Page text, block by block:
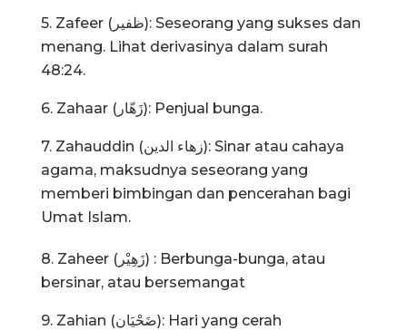
5. Zafeer (ظفير): Seseorang yang sukses dan
menang. Lihat derivasinya dalam surah
48:24.
6. Zahaar (زَهّار): Penjual bunga.
7. Zahauddin (زهاء الدين): Sinar atau cahaya
agama, maksudnya seseorang yang
memberi bimbingan dan pencerahan bagi
Umat Islam.
8. Zaheer (زَهِيْر) : Berbunga-bunga, atau
bersinar, atau bersemangat
9. Zahian (ضَحْيَان): Hari yang cerah